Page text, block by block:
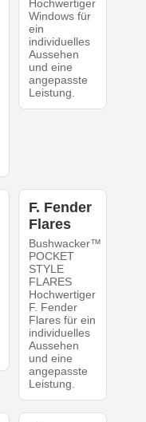
Hochwertiger
Windows für
ein
individuelles
Aussehen
und eine
angepasste
Leistung.
F. Fender
Flares
Bushwacker™
POCKET
STYLE
FLARES
Hochwertiger
F. Fender
Flares für ein
individuelles
Aussehen
und eine
angepasste
Leistung.